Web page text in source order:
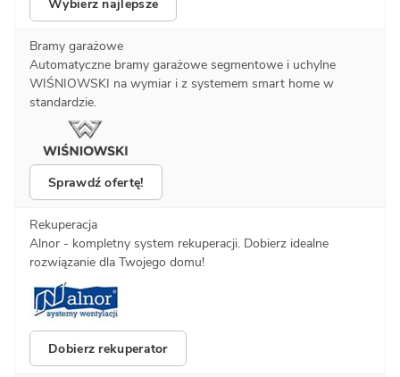
Wybierz najlepsze
Bramy garażowe
Automatyczne bramy garażowe segmentowe i uchylne
WIŚNIOWSKI na wymiar i z systemem smart home w
standardzie.
Sprawdź ofertę!
Rekuperacja
Alnor - kompletny system rekuperacji. Dobierz idealne
rozwiązanie dla Twojego domu!
Dobierz rekuperator